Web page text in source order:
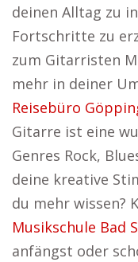
deinen Alltag zu
Fortschritte zu
zum Gitarristen
mehr in deiner
Reisebüro
Gitarre ist eine
Genres Rock,
deine kreative
du mehr wissen?
Musikschule Bad
anfängst oder